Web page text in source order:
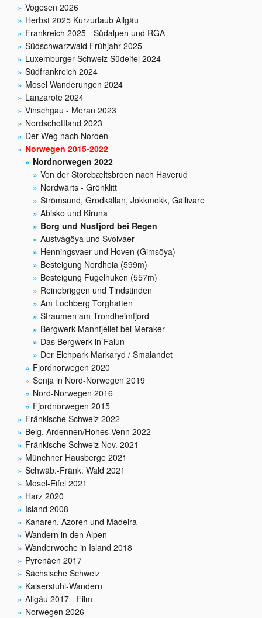
Vogesen 2026
Herbst 2025 Kurzurlaub Allgäu
Frankreich 2025 - Südalpen und RGA
Südschwarzwald Frühjahr 2025
Luxemburger Schweiz Südeifel 2024
Südfrankreich 2024
Mosel Wanderungen 2024
Lanzarote 2024
Vinschgau - Meran 2023
Nordschottland 2023
Der Weg nach Norden
Norwegen 2015-2022
Nordnorwegen 2022
Von der Storebæltsbroen nach Haverud
Nordwärts - Grönklitt
Strömsund, Grodkällan, Jokkmokk, Gällivare
Abisko und Kiruna
Borg und Nusfjord bei Regen
Austvagöya und Svolvaer
Henningsvaer und Hoven (Gimsöya)
Besteigung Nordheia (599m)
Besteigung Fugelhuken (557m)
Reinebriggen und Tindstinden
Am Lochberg Torghatten
Straumen am Trondheimfjord
Bergwerk Mannfjellet bei Meraker
Das Bergwerk in Falun
Der Elchpark Markaryd / Smalandet
Fjordnorwegen 2020
Senja in Nord-Norwegen 2019
Nord-Norwegen 2016
Fjordnorwegen 2015
Fränkische Schweiz 2022
Belg. Ardennen/Hohes Venn 2022
Fränkische Schweiz Nov. 2021
Münchner Hausberge 2021
Schwäb.-Fränk. Wald 2021
Mosel-Eifel 2021
Harz 2020
Island 2008
Kanaren, Azoren und Madeira
Wandern in den Alpen
Wanderwoche in Island 2018
Pyrenäen 2017
Sächsische Schweiz
Kaiserstuhl-Wandern
Allgäu 2017 - Film
Norwegen 2026